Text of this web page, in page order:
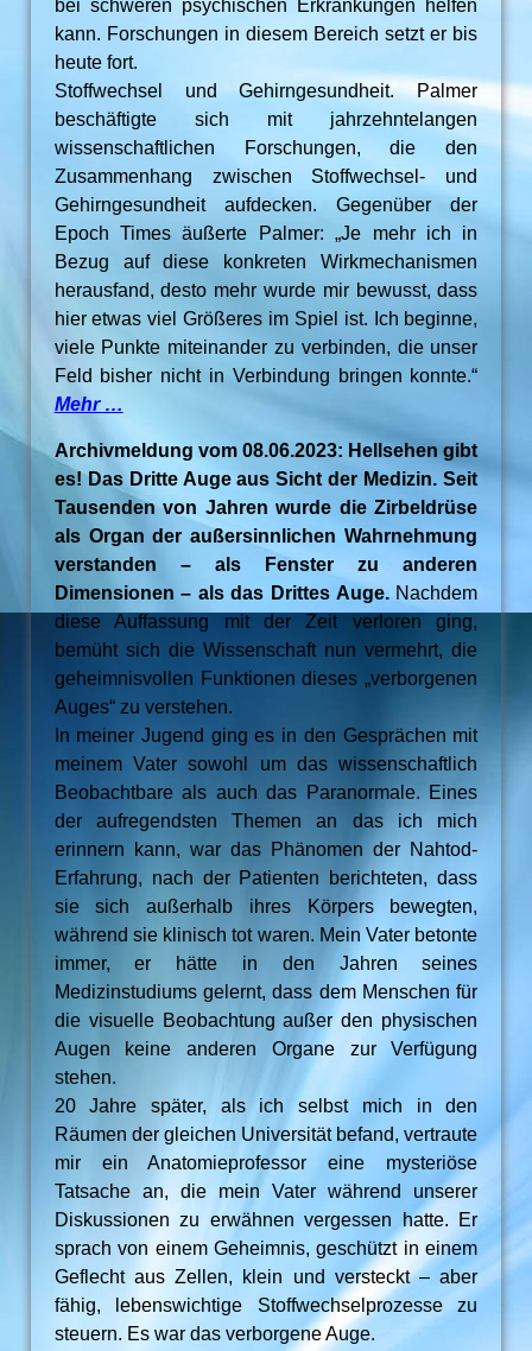
bei schweren psychischen Erkrankungen helfen
kann. Forschungen in diesem Bereich setzt er bis
heute fort.
Stoffwechsel und Gehirngesundheit. Palmer
beschäftigte sich mit jahrzehntelangen
wissenschaftlichen Forschungen, die den
Zusammenhang zwischen Stoffwechsel- und
Gehirngesundheit aufdecken. Gegenüber der
Epoch Times äußerte Palmer: „Je mehr ich in
Bezug auf diese konkreten Wirkmechanismen
herausfand, desto mehr wurde mir bewusst, dass
hier etwas viel Größeres im Spiel ist. Ich beginne,
viele Punkte miteinander zu verbinden, die unser
Feld bisher nicht in Verbindung bringen konnte.“
Mehr …
Archivmeldung vom 08.06.2023: Hellsehen gibt
es! Das Dritte Auge aus Sicht der Medizin. Seit
Tausenden von Jahren wurde die Zirbeldrüse
als Organ der außersinnlichen Wahrnehmung
verstanden – als Fenster zu anderen
Dimensionen – als das Drittes Auge.Nachdem
diese Auffassung mit der Zeit verloren ging,
bemüht sich die Wissenschaft nun vermehrt, die
geheimnisvollen Funktionen dieses „verborgenen
Auges“ zu verstehen.
In meiner Jugend ging es in den Gesprächen mit
meinem Vater sowohl um das wissenschaftlich
Beobachtbare als auch das Paranormale. Eines
der aufregendsten Themen an das ich mich
erinnern kann, war das Phänomen der Nahtod-
Erfahrung, nach der Patienten berichteten, dass
sie sich außerhalb ihres Körpers bewegten,
während sie klinisch tot waren. Mein Vater betonte
immer, er hätte in den Jahren seines
Medizinstudiums gelernt, dass dem Menschen für
die visuelle Beobachtung außer den physischen
Augen keine anderen Organe zur Verfügung
stehen.
20 Jahre später, als ich selbst mich in den
Räumen der gleichen Universität befand, vertraute
mir ein Anatomieprofessor eine mysteriöse
Tatsache an, die mein Vater während unserer
Diskussionen zu erwähnen vergessen hatte. Er
sprach von einem Geheimnis, geschützt in einem
Geflecht aus Zellen, klein und versteckt – aber
fähig, lebenswichtige Stoffwechselprozesse zu
steuern. Es war das verborgene Auge.